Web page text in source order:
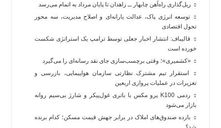
ریل‌گذاری راه‌آهن چابهار ــ زاهدان تا پایان مرداد به اتمام می‌رسد
توسعه انرژی پاک، عدالت یارانه‌ای و اصلاح مدیریت، سه محور
تحول اقتصادی
قالیباف: انتشار اخبار جعلی توسط ترامپ یک استراتژی شکست
خورده است
«کشمیری»؛ وقتی برچسب‌سازی جای نقد رسانه‌ای را می‌گیرد
استقرار تیم مشترک نظارتی سازمان هواپیمایی، بازرسی و
تعزیرات در عملیات پروازی اربعین
ردمی K100 پرو مکس با باتری غول‌پیکر و شارژ بی‌سیم روانه
بازار می‌شود
بازده صندوق‌های املاک در برابر جهش قیمت مسکن؛ کدام برنده